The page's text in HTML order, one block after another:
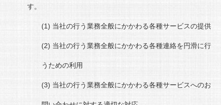
す。
当社の行う業務全般にかかわる各種サービスの提供
当社の行う業務全般にかかわる各種連絡を円滑に行
うための利用
当社の行う業務全般にかかわる各種サービスへのお